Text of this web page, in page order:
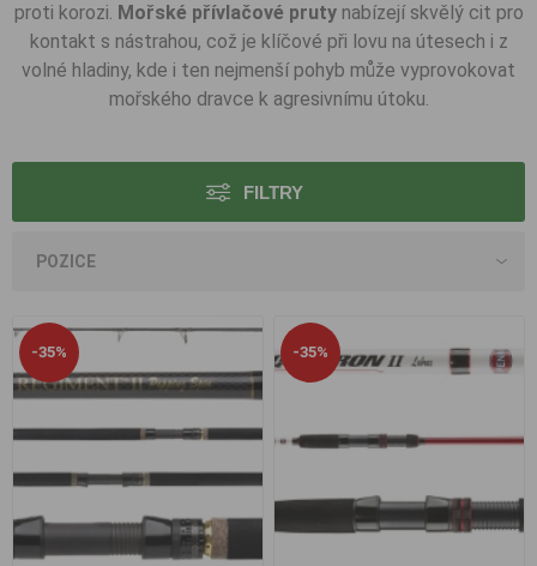
proti korozi. Mořské přívlačové prutynabízejí skvělý cit pro
kontakt s nástrahou, což je klíčové při lovu na útesech i z
volné hladiny, kde i ten nejmenší pohyb může vyprovokovat
mořského dravce k agresivnímu útoku.
FILTRY
-35% -35%